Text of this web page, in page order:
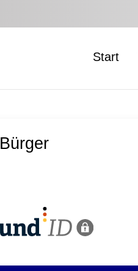
Start